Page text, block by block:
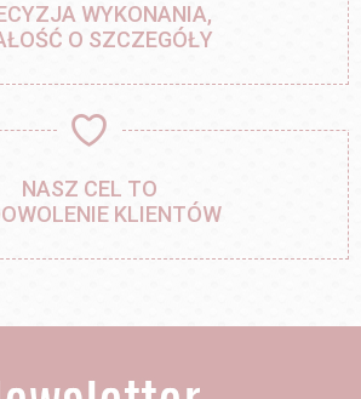
WYKONANIA,
O SZCZEGÓŁY
NASZ CEL TO
KLIENTÓW